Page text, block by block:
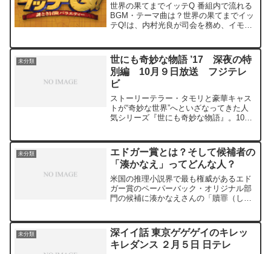
世界の果てまでイッテQ 番組内で流れる
BGM・テーマ曲は？世界の果てまでイッ
テQ!は、内村光良が司会を務め、イモト
まざまな映画の劇中音楽・サウンドトラ
ックやポップスの...
未分類
世にも奇妙な物語 ’17 深夜の特
別編 10月９日放送 フジテレ
ビ
ストーリーテラー・タモリと豪華キャス
トが“奇妙な世界”へといざなってきた人
気シリーズ『世にも奇妙な物語』。10月
画『'17深夜の特別編』の放送が決定！10
月9日（...
未分類
エドガー賞とは？そして候補者の
「湊かなえ」ってどんな人？
米国の推理小説界で最も権威があるエド
ガー賞のペーパーバック・オリジナル部
門の候補に湊かなえさんの「贖罪（しょ
品で、選考結果は4月26日に発表される
そうです。では「エド...
未分類
深イイ話 東京ゲゲゲイのキレッ
キレダンス ２月５日 日テレ